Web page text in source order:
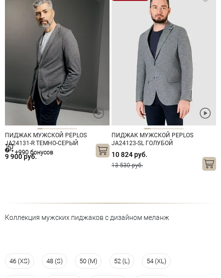
ПИДЖАК МУЖСКОЙ PEPLOS
JA24131-R ТЕМНО-СЕРЫЙ
9 900 руб.
+990 бонусов
ПИДЖАК МУЖСКОЙ PEPLOS
JA24123-SL ГОЛУБОЙ
10 824 руб.
13 530 руб.
Коллекция мужских пиджаков с дизайном меланж
46 (XS) 48 (S) 50 (M) 52 (L) 54 (XL)